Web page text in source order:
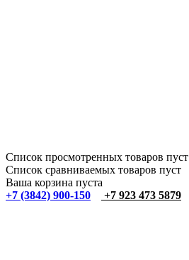
Список просмотренных товаров пуст
Список сравниваемых товаров пуст
Ваша корзина пуста
+7 (3842) 900-150
+7 923 473 5879